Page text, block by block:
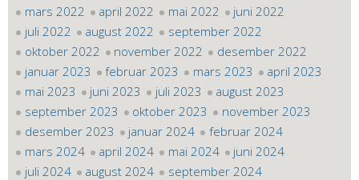
mars 2022
april 2022 mai 2022
juni 2022
juli 2022
august 2022
september 2022
oktober 2022
november 2022
desember 2022
januar 2023
februar 2023 mars 2023
april 2023
mai 2023
juni 2023 juli 2023
august 2023
september 2023
oktober 2023
november 2023
desember 2023
januar 2024
februar 2024
mars 2024
april 2024 mai 2024
juni 2024
juli 2024
august 2024
september 2024